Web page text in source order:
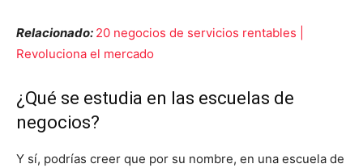
Relacionado: 20 negocios de servicios rentables |
Revoluciona el mercado
¿Qué se estudia en las escuelas de
negocios?
Y sí, podrías creer que por su nombre, en una escuela de